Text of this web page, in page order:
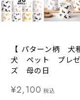
【 パターン柄 犬
犬 ペット プレ
ズ 母の日
¥2,100 税込